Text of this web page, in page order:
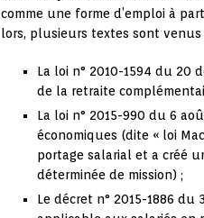
comme une forme d’emploi à
lors, plusieurs textes sont
La loi n° 2010-1594 du 20
de la retraite
La loi n° 2015-990 du 6
économiques (dite « loi
portage salarial et a créé
déterminée de mission) ;
Le décret n° 2015-1886 du